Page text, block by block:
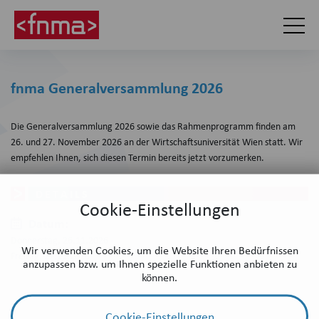
fnma Generalversammlung 2026
Die Generalversammlung 2026 sowie das Rahmenprogramm finden am
26. und 27. November 2026 an der Wirtschaftsuniversität Wien statt. Wir
empfehlen Ihnen, sich diesen Termin bereits jetzt vorzumerken.
Freitag, 27.11.2026
Cookie-Einstellungen
Wir verwenden Cookies, um die Website Ihren Bedürfnissen
anzupassen bzw. um Ihnen spezielle Funktionen anbieten zu
können.